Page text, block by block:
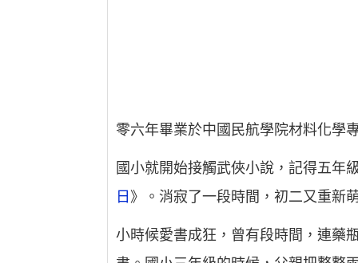
零六年畢業於中國民航學院材料化學
國小就開始接觸武俠小說，記得五年
日 》。消寂了一段時間，初二又重新
小時候愛書成狂，曾有段時間，連藥